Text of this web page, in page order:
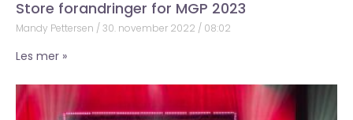
Store forandringer for MGP 2023
Mandy Pettersen 30. november 2022 08:02
Les mer »